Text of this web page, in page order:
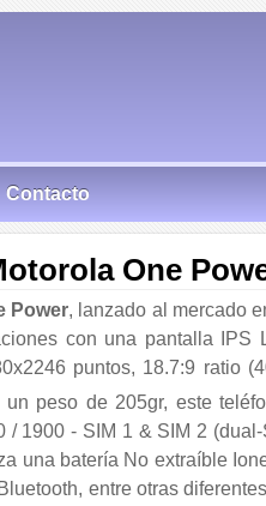
Contacto
One
Power, lanzado al mercado
con una pantalla IPS
puntos, 18.7:9 ratio
peso de 205gr, este
/ 1900 - SIM 1 & SIM 2
una batería No extraíble
entre otras